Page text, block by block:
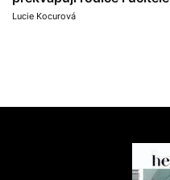
Lucie Kocurová